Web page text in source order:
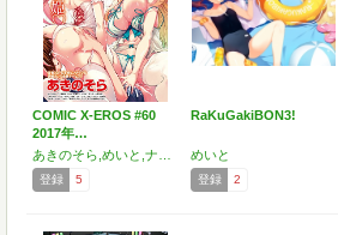
COMIC X-EROS #60
2017年…
登録 5
RaKuGakiBON3!
めいと
登録 2